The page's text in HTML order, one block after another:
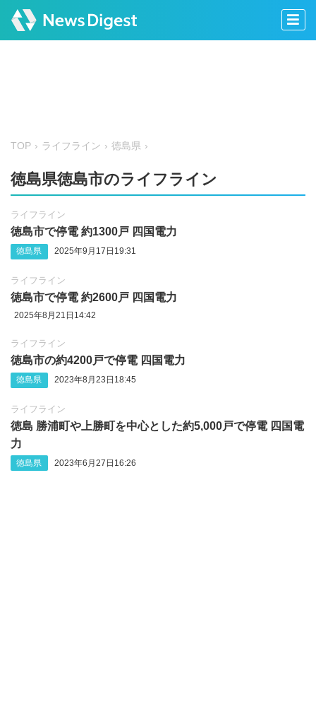
TOP ライフライン 徳島県
徳島県徳島市のライフライン
ライフライン
徳島市で停電 約1300戸 四国電力
徳島県 2025年9月17日19:31
ライフライン
徳島市で停電 約2600戸 四国電力
2025年8月21日14:42
ライフライン
徳島市の約4200戸で停電 四国電力
徳島県 2023年8月23日18:45
ライフライン
徳島 勝浦町や上勝町を中心とした約5,000戸で停電 四国電
力
徳島県 2023年6月27日16:26